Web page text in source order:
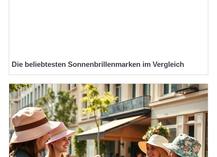
Die beliebtesten Sonnenbrillenmarken im Vergleich